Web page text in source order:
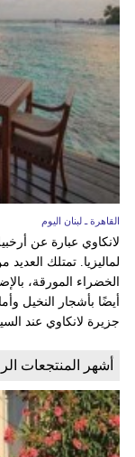
القاهرة ـ لبنان اليوم
لماليزيا. تمتلك
الخضراء المورقة،
أيضًا بأشجار النخيل
جزيرة لانكاوي عند
أشهر المنتجعات